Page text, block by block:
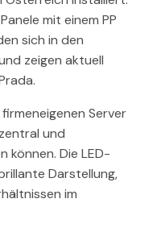
mit einem PP
sich in den
zeigen aktuell
Server
und
Die LED-
Darstellung,
im